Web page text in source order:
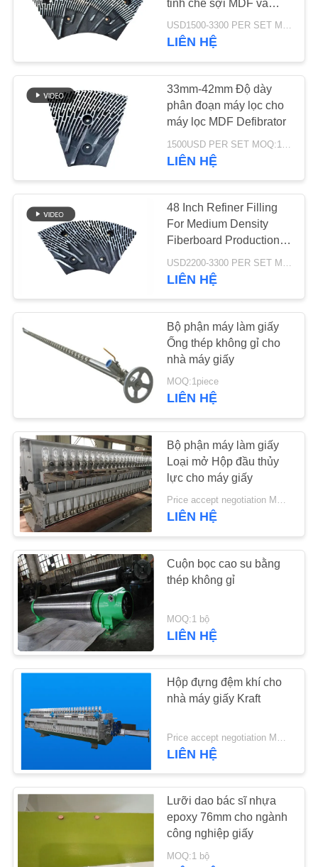
SOÁT
CHẤT
LƯỢNG
HỆ
CHÚNG
TÔI
YÊU
SƠ
ĐỒ
TRANG
WEB
PRIVACY
POLICY
Tấm màn hình
polyurethane
Vành đai công
nghiệp
75
Chăn cách nhiệt
Airgel
Bộ lọc công nghiệp
80
Máy bơm ly tâm
công nghiệp
Vải nỉ công nghiệp
141
tinh chế sợi MDF và
nâng cao năng lực sản
xuất
USD1500-3300 PER SET MOQ:1 bộ
LIÊN HỆ
33mm-42mm Độ dày
phân đoạn máy lọc cho
máy lọc MDF Defibrator
LIÊN HỆ
48 Inch Refiner Filling
For Medium Density
Fiberboard Production
Refiner (Đồ lọc để sản
xuất ván sợi mật độ
trung bình)
USD2200-3300 PER SET MOQ:1 bộ
LIÊN HỆ
Bộ phận máy làm giấy
Ống thép không gỉ cho
nhà máy giấy
MOQ:1piece
LIÊN HỆ
Bộ phận máy làm giấy
Loại mở Hộp đầu thủy
lực cho máy giấy
Price accept negotiation MOQ:1 tập
LIÊN HỆ
Cuộn bọc cao su bằng
thép không gỉ
MOQ:1 bộ
LIÊN HỆ
Hộp đựng đệm khí cho
nhà máy giấy Kraft
Price accept negotiation MOQ:1 tập
LIÊN HỆ
Lưỡi dao bác sĩ nhựa
epoxy 76mm cho ngành
công nghiệp giấy
MOQ:1 bộ